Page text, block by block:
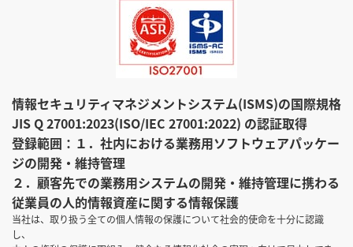
情報セキュリティマネジメントシステム(ISMS)の国際規格
JIS Q 27001:2023(ISO/IEC 27001:2022) の認証取得
登録範囲：１．社内における業務用ソフトウェアパッケー
ジの開発・維持管理
２．顧客先での業務用システムの開発・維持管理に携わる
従業員の人的情報資産に関する情報保護
当社は、取り扱う全ての個人情報の保護について社会的使命を十分に認識
し、